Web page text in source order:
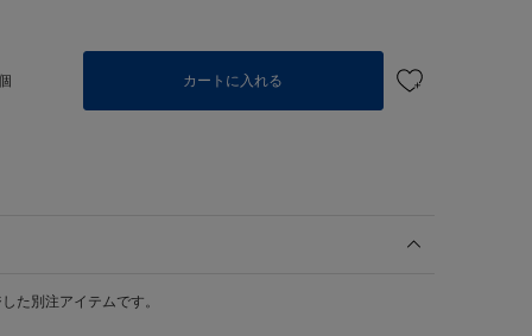
カートに入れる
た別注アイテムです。